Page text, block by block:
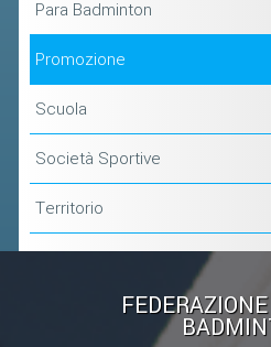
Para Badminton
Promozione
Scuola
Società Sportive
Territorio
ATLETI
PROMOZIONE
NUOVI